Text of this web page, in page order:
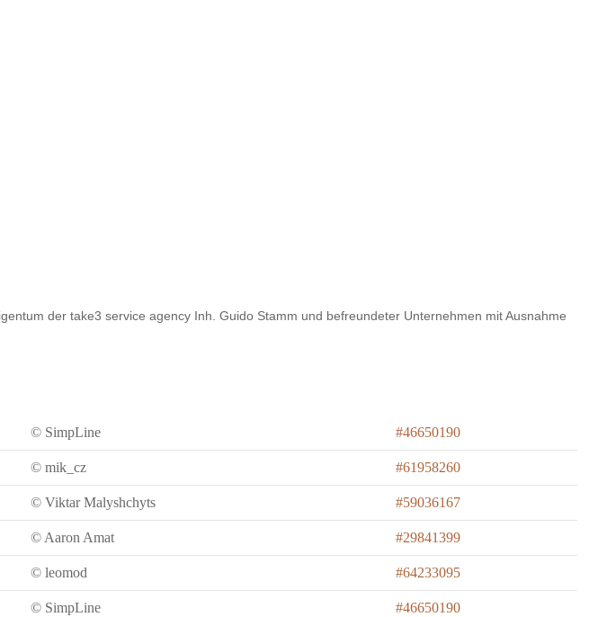
der take3 service agency Inh. Guido Stamm und befreundeter Unternehmen mit Ausnahme
© SimpLine
#46650190
© mik_cz
#61958260
© Viktar Malyshchyts
#59036167
© Aaron Amat
#29841399
© leomod
#64233095
© SimpLine
#46650190